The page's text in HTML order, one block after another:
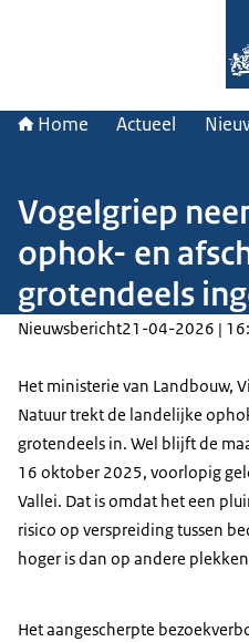
Home Actueel
Vogelgriep
ophok- en
grotendeels
Nieuwsbericht21-04-2026 |
Het ministerie van Landbouw,
Natuur trekt de landelijke
grotendeels in. Wel blijft de
16 oktober 2025, voorlopig
Vallei. Dat is omdat het een
risico op verspreiding tussen
hoger is dan op andere
Het aangescherpte